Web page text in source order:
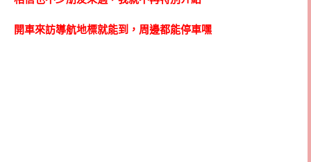
開車來訪導航地標就能到，周邊都能停車嘿